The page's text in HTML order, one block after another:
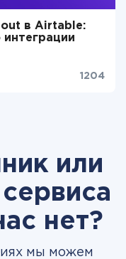
в Airtable:
1204
или
нет?
мы можем